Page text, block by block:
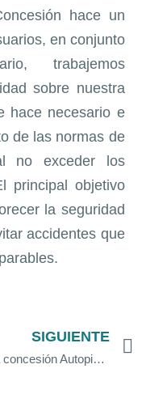
hace un
en conjunto
trabajemos
sobre nuestra
hace necesario e
de las normas de
no exceder los
principal objetivo
la seguridad
accidentes que
SIGUIENTE
La concesión Autopista del Río Grande finaliza con éxito el 100% de las intervenciones prioritarias en su corredor vial